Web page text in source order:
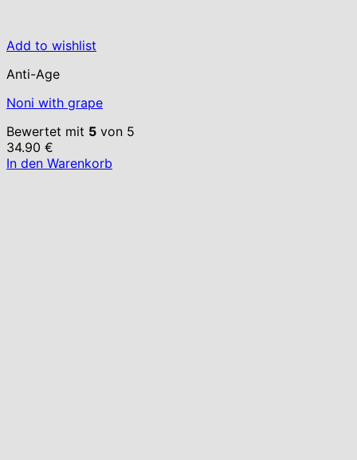
Add to wishlist
Anti-Age
Noni with grape
Bewertet mit 5 von 5
34.90 €
In den Warenkorb